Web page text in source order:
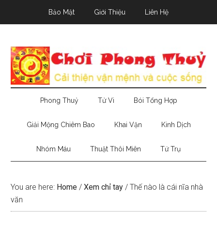
Bảo Mật Giới Thiệu Liên Hệ
Phong Thuỷ Tử Vi Bói Tổng Hợp
Giải Mộng Chiêm Bao Khai Vận Kinh Dịch
Nhóm Máu Thuật Thôi Miên Tứ Trụ
You are here: Home / Xem chỉ tay / Thế nào là cái nĩa nhà
văn